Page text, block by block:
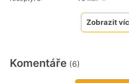
Zobrazit
Komentáře (6)